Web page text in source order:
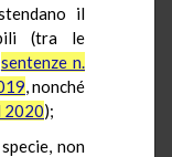
il
(tra le
sentenze n.
, nonché
2020);
non